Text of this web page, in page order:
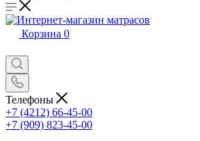
Корзина 0
Телефоны
+7 (4212) 66-45-00
+7 (909) 823-45-00